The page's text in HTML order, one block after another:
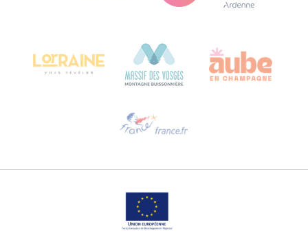
Bureau de Colmar (Hauptverwaltung)
Sprechen Sie uns per E-Mail an